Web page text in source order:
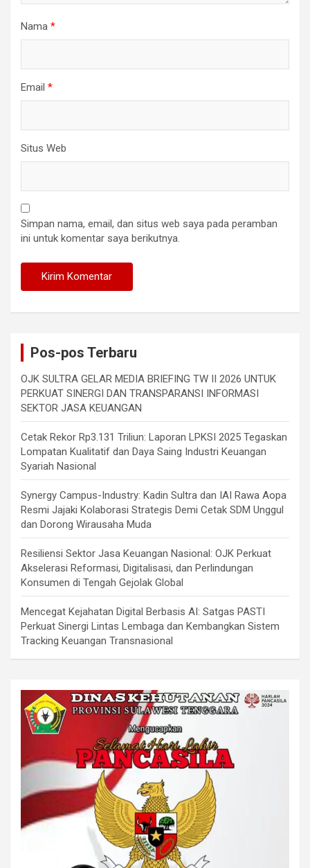
Nama *
Email *
Situs Web
Simpan nama, email, dan situs web saya pada peramban
ini untuk komentar saya berikutnya.
Pos-pos Terbaru
OJK SULTRA GELAR MEDIA BRIEFING TW II 2026 UNTUK
PERKUAT SINERGI DAN TRANSPARANSI INFORMASI
SEKTOR JASA KEUANGAN
Cetak Rekor Rp3.131 Triliun: Laporan LPKSI 2025 Tegaskan
Lompatan Kualitatif dan Daya Saing Industri Keuangan
Syariah Nasional
Synergy Campus-Industry: Kadin Sultra dan IAI Rawa Aopa
Resmi Jajaki Kolaborasi Strategis Demi Cetak SDM Unggul
dan Dorong Wirausaha Muda
Resiliensi Sektor Jasa Keuangan Nasional: OJK Perkuat
Akselerasi Reformasi, Digitalisasi, dan Perlindungan
Konsumen di Tengah Gejolak Global
Mencegat Kejahatan Digital Berbasis AI: Satgas PASTI
Perkuat Sinergi Lintas Lembaga dan Kembangkan Sistem
Tracking Keuangan Transnasional